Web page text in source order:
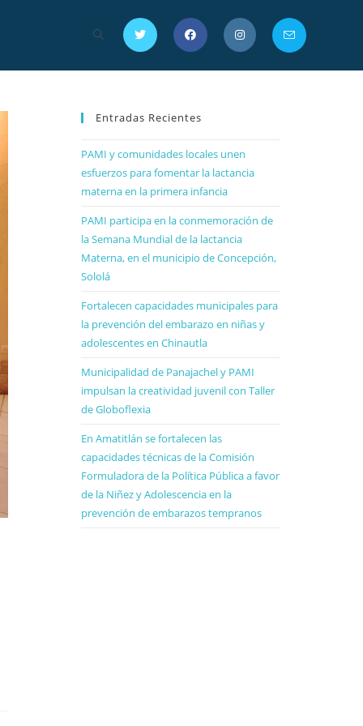
Entradas Recientes
PAMI y comunidades locales unen
esfuerzos para fomentar la lactancia
materna en la primera infancia
PAMI participa en la conmemoración de
la Semana Mundial de la lactancia
Materna, en el municipio de Concepción,
Sololá
Fortalecen capacidades municipales para
la prevención del embarazo en niñas y
adolescentes en Chinautla
Municipalidad de Panajachel y PAMI
impulsan la creatividad juvenil con Taller
de Globoflexia
En Amatitlán se fortalecen las
capacidades técnicas de la Comisión
Formuladora de la Política Pública a favor
de la Niñez y Adolescencia en la
prevención de embarazos tempranos